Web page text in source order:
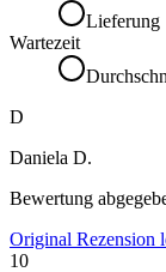
Lieferung
Wartezeit
D
Daniela D.
Bewertung
Original Rezension
10